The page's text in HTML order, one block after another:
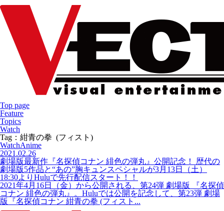
Top page
Feature
Topics
Watch
Tag：紺青の拳 (フィスト)
WatchAnime
2021.02.26
劇場版最新作『名探偵コナン 緋色の弾丸』公開記念！ 歴代の
劇場版5作品と“あの”胸キュンスペシャルが3月13日（土）
18:30よりHuluで先行配信スタート！！
2021年4月16日（金）から公開される、第24弾 劇場版 『名探偵
コナン 緋色の弾丸』。Huluでは公開を記念して、第23弾 劇場
版『名探偵コナン 紺青の拳 (フィスト...